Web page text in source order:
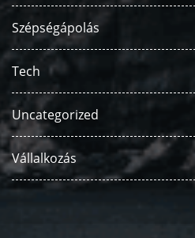
Szépségápolás
Tech
Uncategorized
Vállalkozás